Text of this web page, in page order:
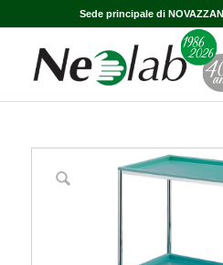
Sede principale di